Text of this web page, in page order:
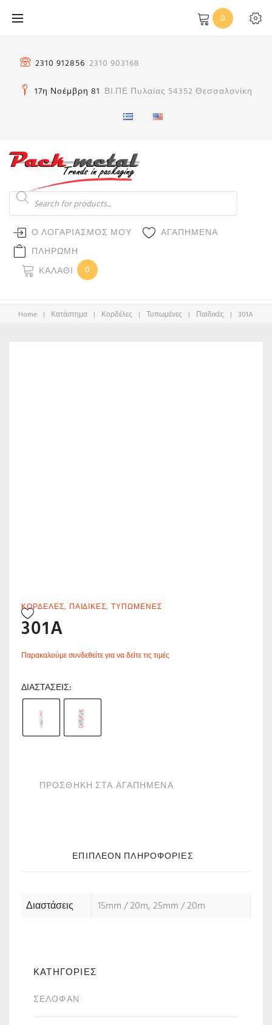
στο
0
2310 912856 2310 903168
17η Νοέμβρη 81 ΒΙ.ΠΕ Πυλαίας 54352 Θεσσαλονίκη
Products
search
Ο ΛΟΓΑΡΙΑΣΜΟΣ ΜΟΥ
ΑΓΑΠΗΜΕΝΑ
ΠΛΗΡΩΜΗ
ΚΑΛΆΘΙ
0
Home | Κατάστημα | Κορδέλες | Τυπωμένες | Παιδικές | 301A
ΚΟΡΔΈΛΕΣ, ΠΑΙΔΙΚΈΣ,ΤΥΠΩΜΈΝΕΣ
301A
Παρακαλούμε συνδεθείτε για να δείτε τις τιμές
ΔΙΑΣΤΆΣΕΙΣ
ΠΡΟΣΘΗΚΗ ΣΤΑ ΑΓΑΠΗΜΕΝΑ
ΕΠΙΠΛΈΟΝ ΠΛΗΡΟΦΟΡΊΕΣ
Διαστάσεις 15mm / 20m, 25mm / 20m
ΚΑΤΗΓΟΡΙΕΣ
ΣΕΛΟΦΆΝ